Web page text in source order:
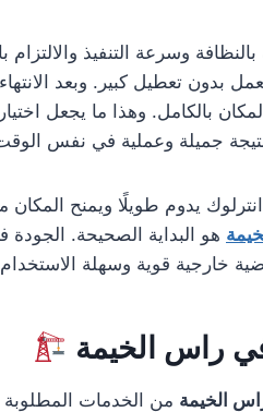
وسرعة التنفيذ
بدون تعطيل كبير. وبعد
بالكامل. وهذا ما يجعل اختيار
جميلة وعملية في نفس
يدوم طويلًا ويمنح
هو البداية الصحيحة. الجودة
خارجية قوية وسهلة
راس الخيمة
الخيمة من الخدمات المطلوبة